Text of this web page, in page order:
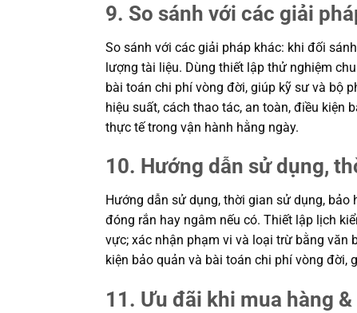
9. So sánh với các giải
So sánh với các giải pháp khác: khi đối
lượng tài liệu. Dùng thiết lập thử nghiệm
bài toán chi phí vòng đời, giúp kỹ sư và bộ
hiệu suất, cách thao tác, an toàn, điều kiện
thực tế trong vận hành hằng ngày.
10. Hướng dẫn sử dụng,
Hướng dẫn sử dụng, thời gian sử dụng,
đóng rắn hay ngâm nếu có. Thiết lập lịch
vực; xác nhận phạm vi và loại trừ bằng văn
kiện bảo quản và bài toán chi phí vòng đời,
11. Ưu đãi khi mua hàng